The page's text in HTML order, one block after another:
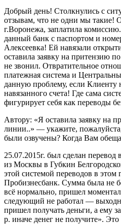
Добрый день! Столкнулись с
отзывам, что не одни мы такие!
г.Воронежа, заплатила
данный банк с паспортом и
Алексеевка! Ей навязали
оставила заявку на притензию
не звонил. Отвратительное
платежная система и
данную проблему, если Клиенту
навязанного счета! Где сама
фигурирует себя как переводы
Автору: «Я оставила заявку на
линии..» — укажите,
были озвучены? Когда Вам
25.07.2015г. был сделан перевод
из Москвы в Губкин
этой системой переводов в этом
Пробизнесбанк. Сумма была не
всё нормально, пришел
следующий не работал —
пришел получать деньги, а ему
р. иначе денег не получите».